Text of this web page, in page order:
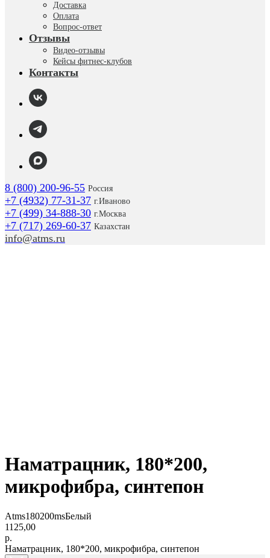
Доставка
Оплата
Вопрос-ответ
Отзывы
Видео-отзывы
Кейсы фитнес-клубов
Контакты
8 (800) 200-96-55 Россия
+7 (4932) 77-31-37 г.Иваново
+7 (499) 34-888-30 г.Москва
+7 (717) 269-60-37 Казахстан
info@atms.ru
Наматрацник, 180*200,
микрофибра, синтепон
Atms180200msБелый
1125,00
р.
Наматрацник, 180*200, микрофибра, синтепон